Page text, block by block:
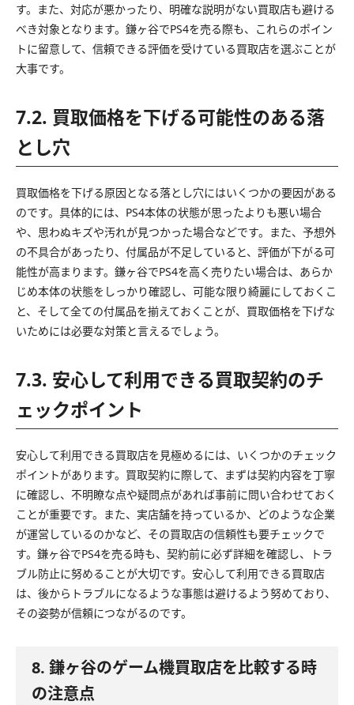
す。また、対応が悪かったり、明確な説明がない買取店も避ける
べき対象となります。鎌ヶ谷でPS4を売る際も、これらのポイン
トに留意して、信頼できる評価を受けている買取店を選ぶことが
大事です。
7.2. 買取価格を下げる可能性のある落
とし穴
買取価格を下げる原因となる落とし穴にはいくつかの要因がある
のです。具体的には、PS4本体の状態が思ったよりも悪い場合
や、思わぬキズや汚れが見つかった場合などです。また、予想外
の不具合があったり、付属品が不足していると、評価が下がる可
能性が高まります。鎌ヶ谷でPS4を高く売りたい場合は、あらか
じめ本体の状態をしっかり確認し、可能な限り綺麗にしておくこ
と、そして全ての付属品を揃えておくことが、買取価格を下げな
いためには必要な対策と言えるでしょう。
7.3. 安心して利用できる買取契約のチ
ェックポイント
安心して利用できる買取店を見極めるには、いくつかのチェック
ポイントがあります。買取契約に際して、まずは契約内容を丁寧
に確認し、不明瞭な点や疑問点があれば事前に問い合わせておく
ことが重要です。また、実店舗を持っているか、どのような企業
が運営しているのかなど、その買取店の信頼性も要チェックで
す。鎌ヶ谷でPS4を売る時も、契約前に必ず詳細を確認し、トラ
ブル防止に努めることが大切です。安心して利用できる買取店
は、後からトラブルになるような事態は避けるよう努めており、
その姿勢が信頼につながるのです。
8. 鎌ヶ谷のゲーム機買取店を比較する時
の注意点